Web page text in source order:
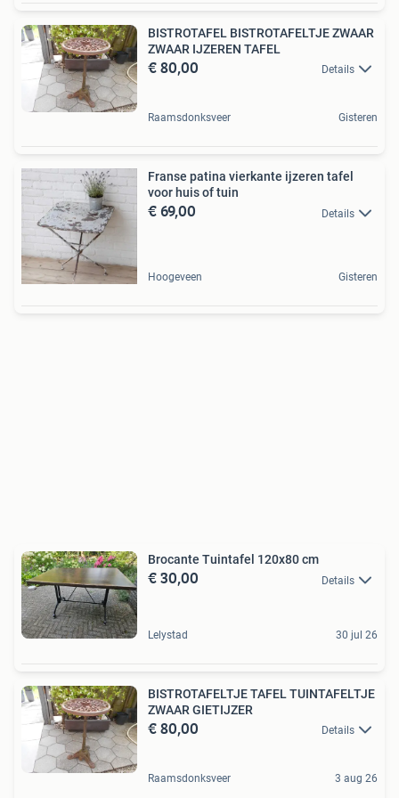
BISTROTAFEL BISTROTAFELTJE ZWAAR
ZWAAR IJZEREN TAFEL
€ 80,00 Details
Raamsdonksveer Gisteren
Franse patina vierkante ijzeren tafel
voor huis of tuin
€ 69,00 Details
Hoogeveen Gisteren
Brocante Tuintafel 120x80 cm
€ 30,00 Details
Lelystad 30 jul 26
BISTROTAFELTJE TAFEL TUINTAFELTJE
ZWAAR GIETIJZER
€ 80,00 Details
Raamsdonksveer 3 aug 26